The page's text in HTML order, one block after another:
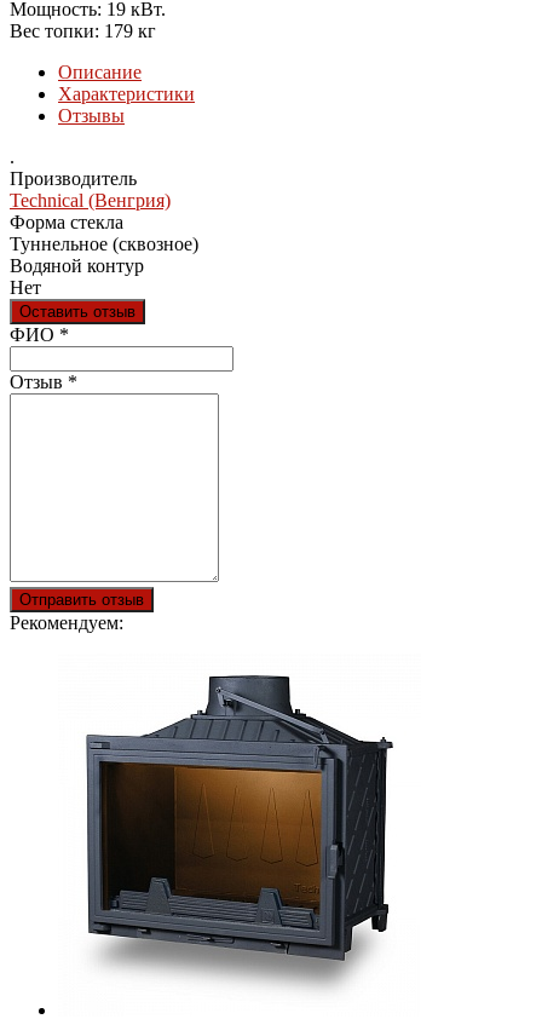
Мощность: 19 кВт.
Вес топки: 179 кг
Описание
Характеристики
Отзывы
.
Производитель
Technical (Венгрия)
Форма стекла
Туннельное (сквозное)
Водяной контур
Нет
Оставить отзыв
Ваш отзыв был отправлен!
ФИО *
Отзыв *
Отправить отзыв
Рекомендуем: